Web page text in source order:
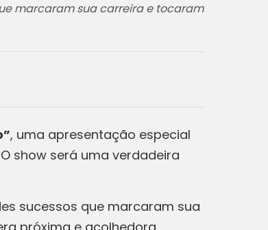
marcaram sua carreira e tocaram
, uma apresentação especial
show será uma verdadeira
sucessos que marcaram sua